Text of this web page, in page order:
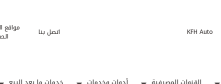
KFH Auto اتصل بنا
مواقع